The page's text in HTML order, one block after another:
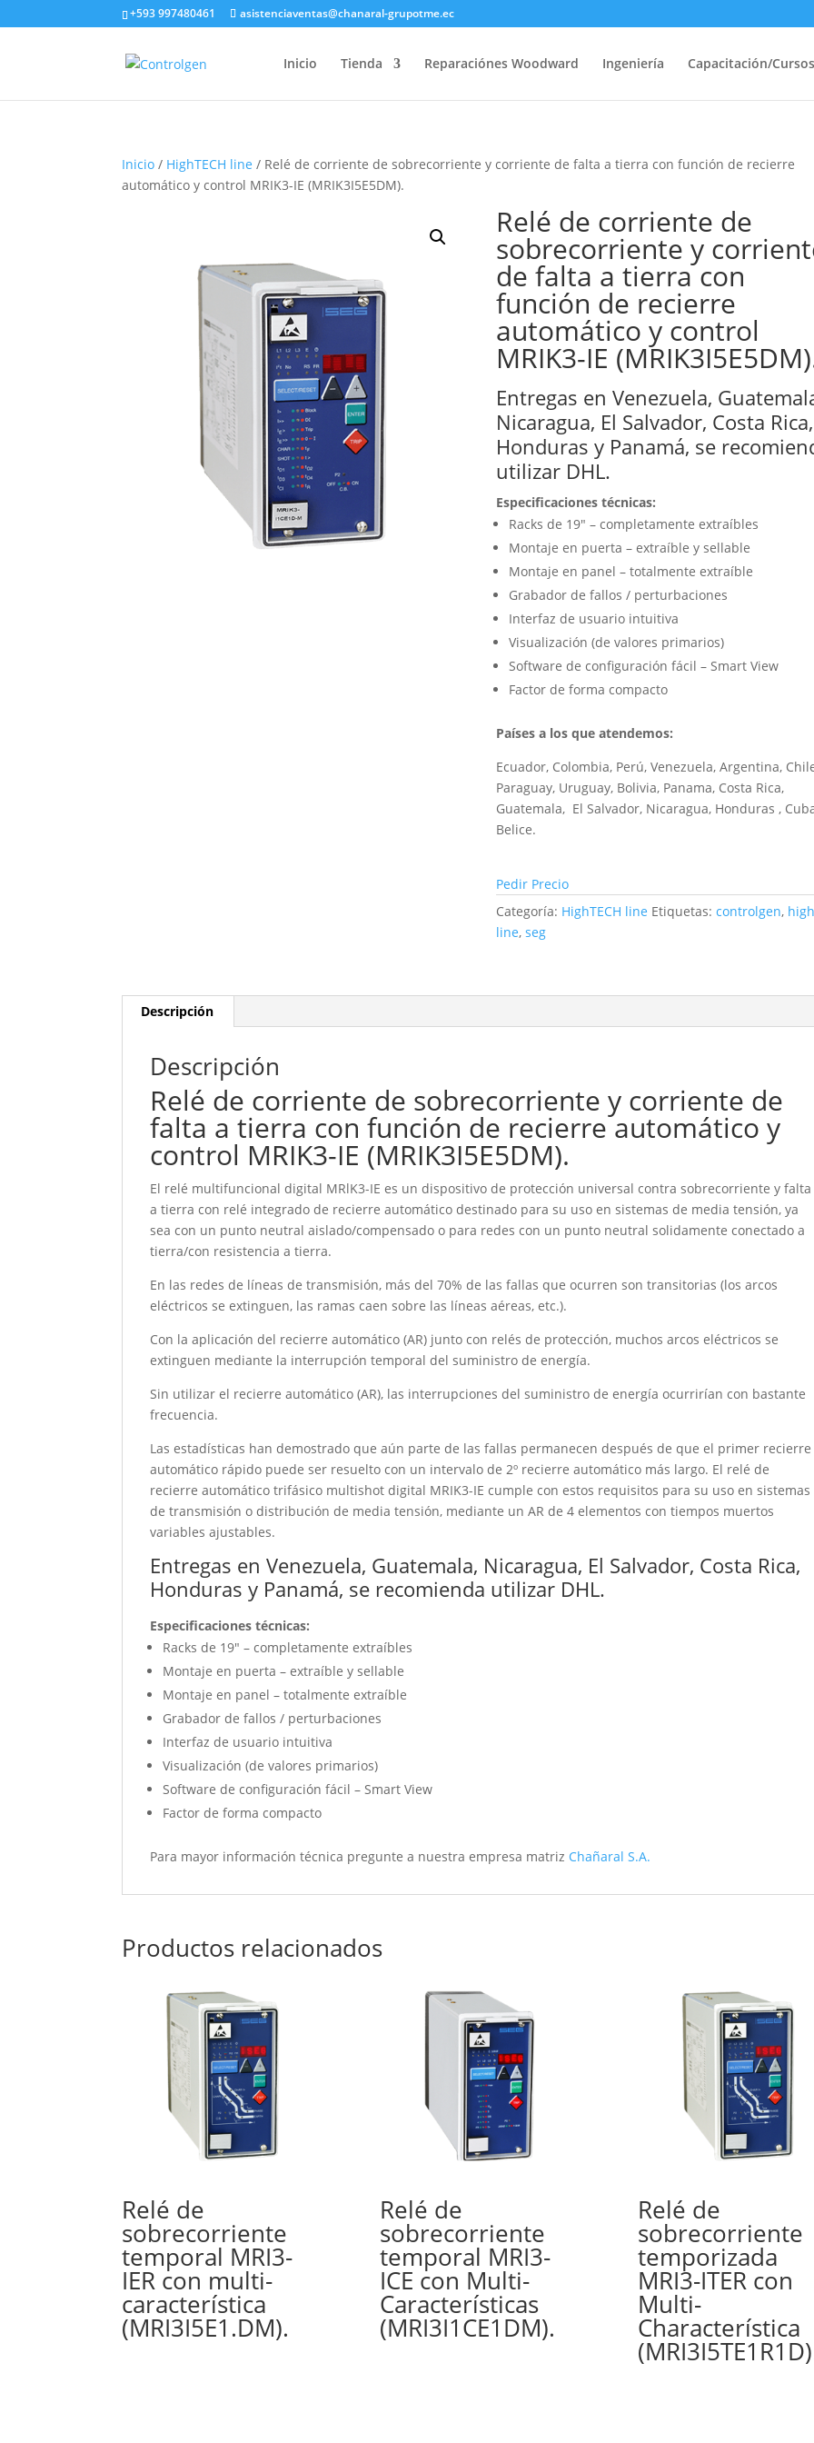
+593 997480461 asistenciaventas@chanaral-grupotme.ec
Inicio Tienda Reparaciónes Woodward Ingeniería Capacitación/Cursos
Inicio / HighTECH line / Relé de corriente de sobrecorriente y corriente de falta a tierra con función de recierre
automático y control MRIK3-IE (MRIK3I5E5DM).
Relé de corriente de
sobrecorriente y
de falta a tierra con
función de recierre
automático y control
MRIK3-IE
Entregas en Venezuela,
Nicaragua, El Salvador, Costa Rica,
Honduras y Panamá, se
utilizar DHL.
Especificaciones técnicas:
Racks de 19″ – completamente extraíbles
Montaje en puerta – extraíble y sellable
Montaje en panel – totalmente extraíble
Grabador de fallos / perturbaciones
Interfaz de usuario intuitiva
Visualización (de valores primarios)
Software de configuración fácil – Smart View
Factor de forma compacto
Países a los que atendemos:
Ecuador, Colombia, Perú, Venezuela, Argentina,
Paraguay, Uruguay, Bolivia, Panama, Costa Rica,
Guatemala, El Salvador, Nicaragua, Honduras ,
Belice.
Pedir Precio
Categoría: HighTECH line Etiquetas:controlgen,
line,seg
Descripción
Descripción
Relé de corriente de sobrecorriente y corriente de
falta a tierra con función de recierre automático y
control MRIK3-IE (MRIK3I5E5DM).
El relé multifuncional digital MRlK3-IE es un dispositivo de protección universal contra sobrecorriente y falta
a tierra con relé integrado de recierre automático destinado para su uso en sistemas de media tensión, ya
sea con un punto neutral aislado/compensado o para redes con un punto neutral solidamente conectado a
tierra/con resistencia a tierra.
En las redes de líneas de transmisión, más del 70% de las fallas que ocurren son transitorias (los arcos
eléctricos se extinguen, las ramas caen sobre las líneas aéreas, etc.).
Con la aplicación del recierre automático (AR) junto con relés de protección, muchos arcos eléctricos se
extinguen mediante la interrupción temporal del suministro de energía.
Sin utilizar el recierre automático (AR), las interrupciones del suministro de energía ocurrirían con bastante
frecuencia.
Las estadísticas han demostrado que aún parte de las fallas permanecen después de que el primer recierre
automático rápido puede ser resuelto con un intervalo de 2º recierre automático más largo. El relé de
recierre automático trifásico multishot digital MRIK3-IE cumple con estos requisitos para su uso en sistemas
de transmisión o distribución de media tensión, mediante un AR de 4 elementos con tiempos muertos
variables ajustables.
Entregas en Venezuela, Guatemala, Nicaragua, El Salvador, Costa Rica,
Honduras y Panamá, se recomienda utilizar DHL.
Especificaciones técnicas:
Racks de 19″ – completamente extraíbles
Montaje en puerta – extraíble y sellable
Montaje en panel – totalmente extraíble
Grabador de fallos / perturbaciones
Interfaz de usuario intuitiva
Visualización (de valores primarios)
Software de configuración fácil – Smart View
Factor de forma compacto
Para mayor información técnica pregunte a nuestra empresa matriz Chañaral S.A.
Productos relacionados
Relé de
sobrecorriente
temporal MRI3-
IER con multi-
característica
(MRI3I5E1.DM).
Relé de
sobrecorriente
temporal MRI3-
ICE con Multi-
Características
(MRI3I1CE1DM).
Relé de
sobrecorriente
temporizada
MRI3-ITER con
Multi-
Characterística